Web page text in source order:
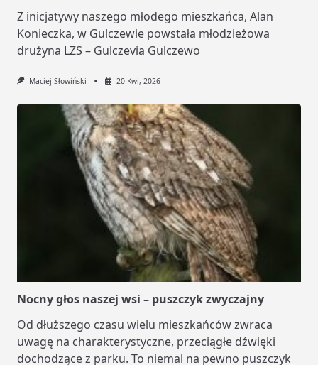
Z inicjatywy naszego młodego mieszkańca, Alan
Konieczka, w Gulczewie powstała młodzieżowa
drużyna LZS – Gulczevia Gulczewo
Maciej Słowiński 20 Kwi, 2026
Nocny głos naszej wsi – puszczyk zwyczajny
Od dłuższego czasu wielu mieszkańców zwraca
uwagę na charakterystyczne, przeciągłe dźwięki
dochodzące z parku. To niemal na pewno puszczyk